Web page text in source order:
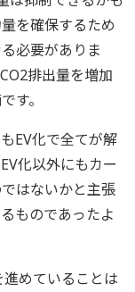
を確保するため
必要がありま
排出量を増加
す。
EV化で全てが解
化以外にもカー
はないかと主張
ものであったよ
めていることは